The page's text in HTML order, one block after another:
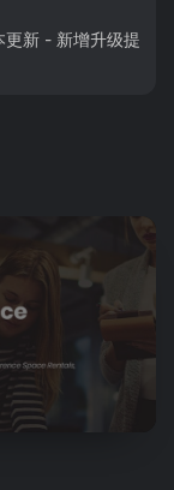
更新 - 新增升级提